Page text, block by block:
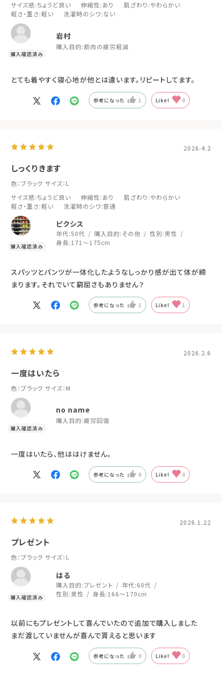
サイズ感:ちょうど良い 伸縮性:あり 肌ざわり :やわらかい
軽さ・重さ:軽い 洗濯時のシワ:ない
岩村
購入目的:筋肉の疲労軽減
とても着やすく寝心地が他とは違います。リピートしてます。
参考になった 1 Like! 0
2026.4.2
しっくりきます
色：ブラック サイズ：L
サイズ感:ちょうど良い 伸縮性:あり 肌ざわり :やわらかい
軽さ・重さ:軽い 洗濯時のシワ:普通
ピクシス
年代:50代 購入目的:その他 性別:男性
身長:171～175cm
スパッツとパンツが一体化したようなしっかり感が出て体が締
まります。それでいて窮屈さもありません？
参考になった 1 Like! 1
2026.2.6
一度はいたら
色：ブラック サイズ：M
no name
購入目的:疲労回復
一度はいたら、他ははけません。
参考になった 0 Like! 0
2026.1.22
プレゼント
色：ブラック サイズ：L
はる
購入目的:プレゼント 年代:60代
性別:男性 身長:166～170cm
以前にもプレゼントして喜んでいたので追加で購入しました
まだ渡していませんが喜んで貰えると思います
参考になった 0 Like! 0